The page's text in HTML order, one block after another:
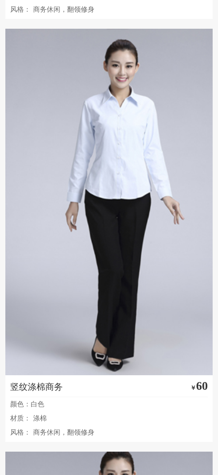
风格：
商务休闲，翻领修身
竖纹涤棉商务 ￥60
颜色：白色
材质：
涤棉
风格：
商务休闲，翻领修身